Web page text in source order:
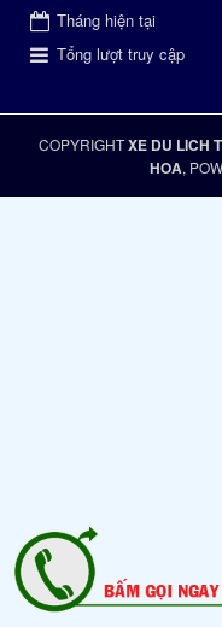
Tháng hiện tại
Tổng lượt truy cập
COPYRIGHTXE DU LICH
HOA,